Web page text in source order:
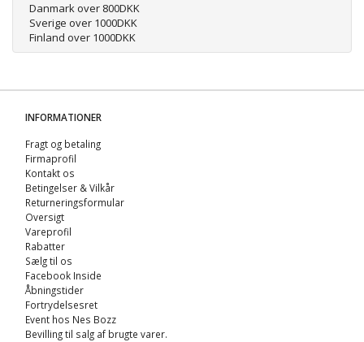
Danmark over 800DKK
Sverige over 1000DKK
Finland over 1000DKK
INFORMATIONER
Fragt og betaling
Firmaprofil
Kontakt os
Betingelser & Vilkår
Returneringsformular
Oversigt
Vareprofil
Rabatter
Sælg til os
Facebook Inside
Åbningstider
Fortrydelsesret
Event hos Nes Bozz
Bevilling til salg af brugte varer.